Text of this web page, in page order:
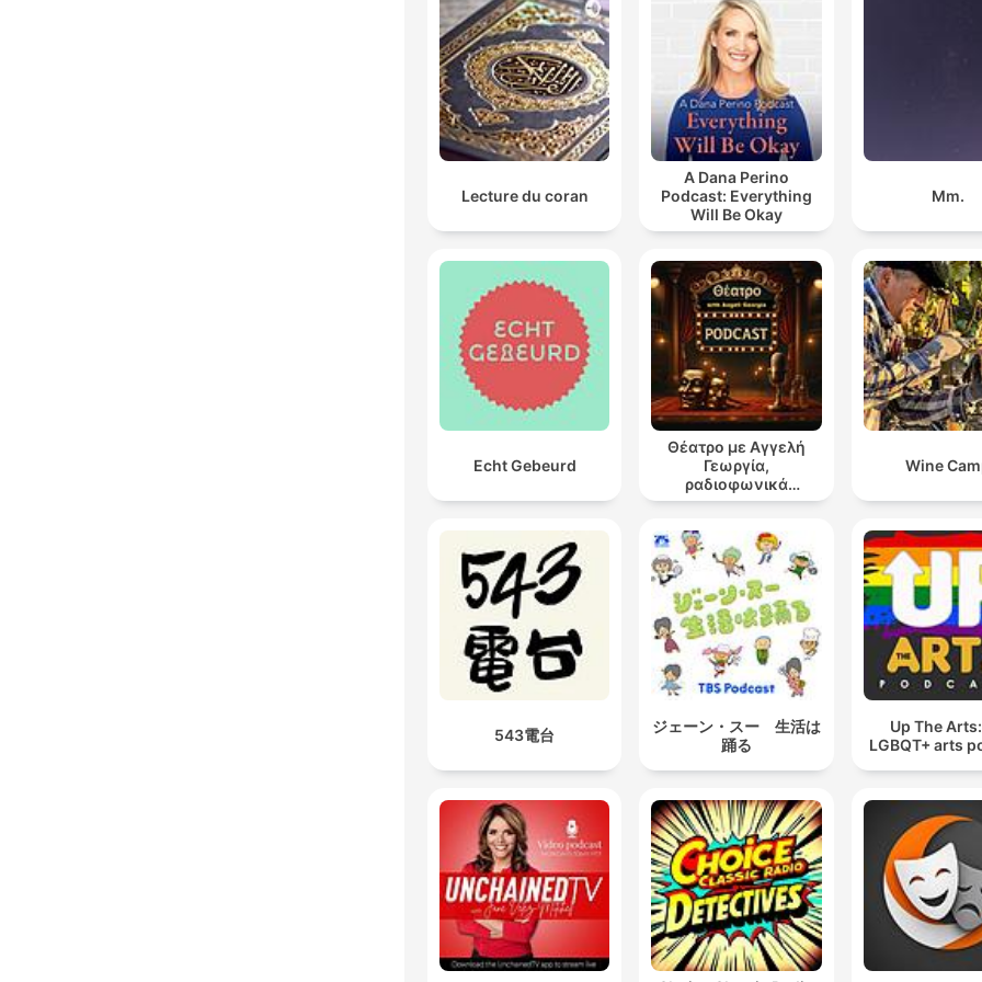
Lecture du coran
A Dana Perino
Podcast: Everything
Will Be Okay
Mm.
Echt Gebeurd
Θέατρο με Αγγελή
Γεωργία,
ραδιοφωνικά
θεατρικά έργα
Wine
543電台
ジェーン・スー 生活は
踊る
Up The
LGBQT+ arts